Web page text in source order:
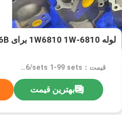
لوله 1W6810 1W-6810 برای CAT 3306B
قیمت：CN¥72.26/sets 1-99 sets
بهترین قیمت